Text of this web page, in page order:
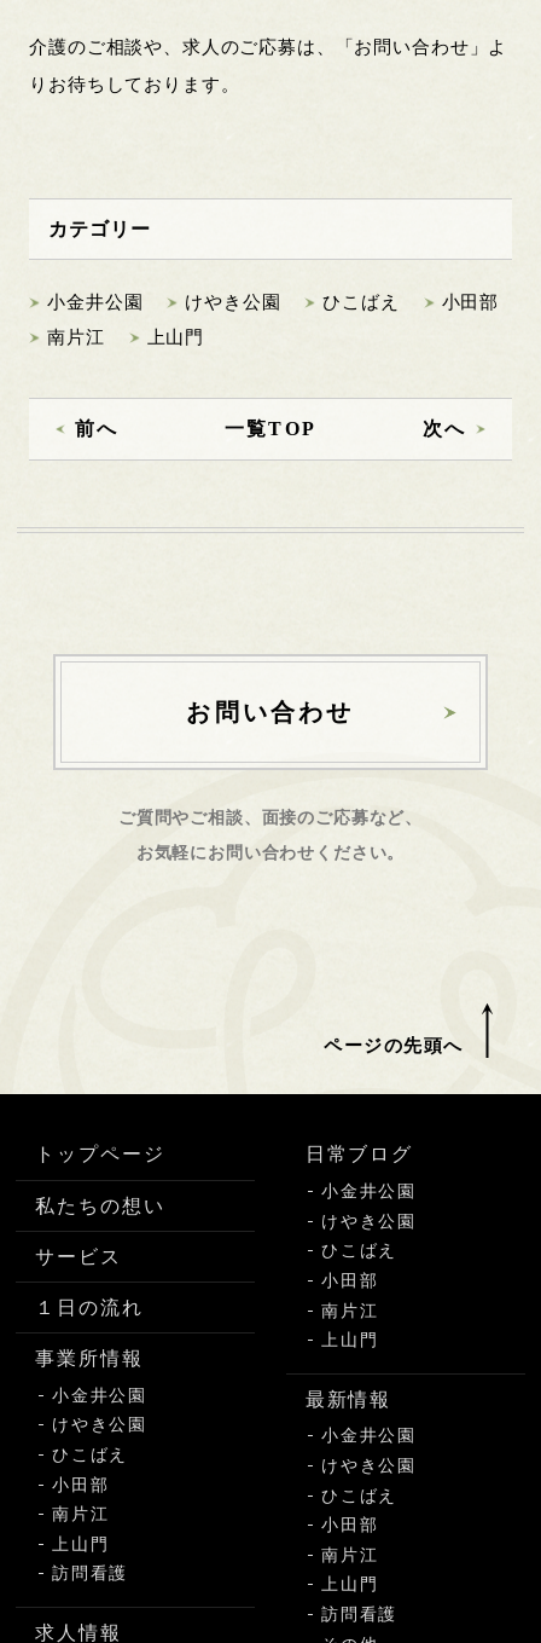
介護のご相談や、求人のご応募は、「お問い合わせ」よ
りお待ちしております。
カテゴリー
小金井公園 けやき公園 ひこばえ
小田部
南片江
上山門
前へ 一覧TOP 次へ
お問い合わせ
ご質問やご相談、面接のご応募など、
お気軽にお問い合わせください。
ページの先頭へ
トップページ
私たちの想い
サービス
１日の流れ
事業所情報
小金井公園
けやき公園
ひこばえ
小田部
南片江
上山門
訪問看護
求人情報
日常ブログ
小金井公園
けやき公園
ひこばえ
小田部
南片江
上山門
最新情報
小金井公園
けやき公園
ひこばえ
小田部
南片江
上山門
訪問看護